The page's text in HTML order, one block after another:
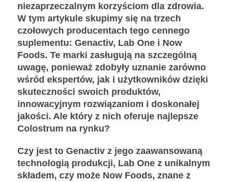
niezaprzeczalnym korzyściom dla zdrowia.
W tym artykule skupimy się na trzech
czołowych producentach tego cennego
suplementu: Genactiv, Lab One i Now
Foods. Te marki zasługują na szczególną
uwagę, ponieważ zdobyły uznanie zarówno
wśród ekspertów, jak i użytkowników dzięki
skuteczności swoich produktów,
innowacyjnym rozwiązaniom i doskonałej
jakości. Ale który z nich oferuje najlepsze
Colostrum na rynku?
Czy jest to Genactiv z jego zaawansowaną
technologią produkcji, Lab One z unikalnym
składem, czy może Now Foods, znane z